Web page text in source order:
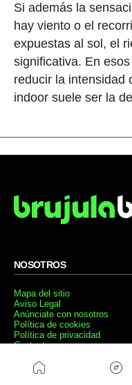
Si además la
hay viento o el
expuestas al sol, el
significativa. En
reducir la intensidad
indoor suele ser la
NOSOTROS
Mapa del sitio
Aviso Legal
Anúnciate con nosotros
Política de cookies
Política de privacidad
Contacto